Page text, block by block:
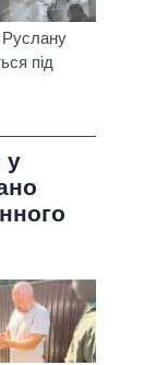
Руслану
під
у